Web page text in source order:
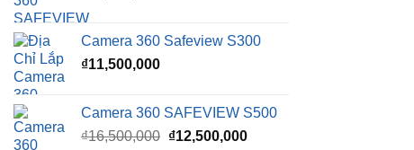
Camera 360 Safeview S300
₫11,500,000
Camera 360 SAFEVIEW S500
₫16,500,000 Giá
₫12,500,000Giá